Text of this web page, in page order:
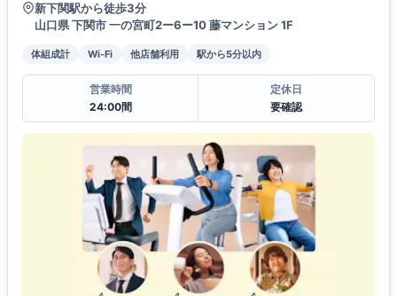
新下関駅から徒歩3分
山口県 下関市 一の宮町2ー6ー10 藤マンション 1F
体組成計 Wi-Fi 他店舗利用 駅から5分以内
営業時間
24:00間
定休日
要確認